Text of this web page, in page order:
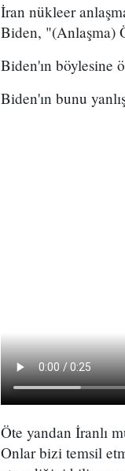
İran nükleer
Biden, "(Anlaşma)
Biden'ın böylesine
Biden'ın bunu
Öte yandan İranlı
Onlar bizi temsil